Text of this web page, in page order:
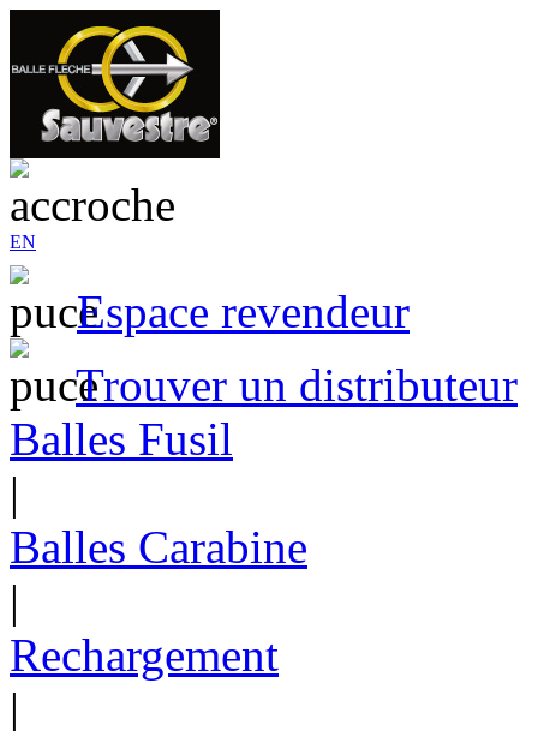
EN
Espace revendeur
Trouver un distributeur
Balles Fusil
|
Balles Carabine
|
Rechargement
|